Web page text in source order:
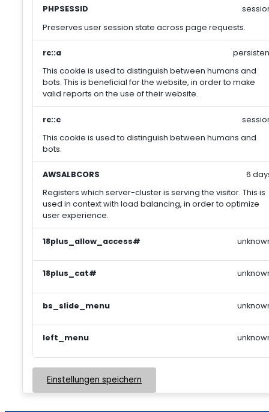
PHPSESSID
Preserves user session state across page requests.
rc::a
This cookie is used to distinguish between humans and
bots. This is beneficial for the website, in order to make
valid reports on the use of their website.
rc::c
This cookie is used to distinguish between humans and
bots.
AWSALBCORS
Registers which server-cluster is serving the visitor. This is
used in context with load balancing, in order to optimize
user experience.
6
18plus_allow_access#
18plus_cat#
bs_slide_menu
left_menu
Einstellungen speichern